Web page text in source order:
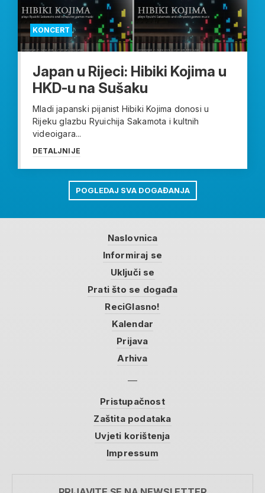
KONCERT
Japan u Rijeci: Hibiki Kojima u
HKD-u na Sušaku
Mladi japanski pijanist Hibiki Kojima donosi u
Rijeku glazbu Ryuichija Sakamota i kultnih
videoigara...
DETALJNIJE
POGLEDAJ SVA DOGAĐANJA
Naslovnica
Informiraj se
Uključi se
Prati što se događa
ReciGlasno!
Kalendar
Prijava
Arhiva
Pristupačnost
Zaštita podataka
Uvjeti korištenja
Impressum